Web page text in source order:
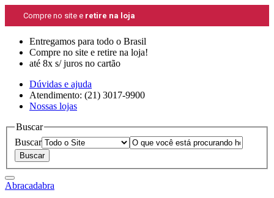
Compre no site e retire na loja
Entregamos para todo o Brasil
Compre no site e retire na loja!
até 8x s/ juros no cartão
Dúvidas e ajuda
Atendimento: (21) 3017-9900
Nossas lojas
Buscar
Buscar
Abracadabra